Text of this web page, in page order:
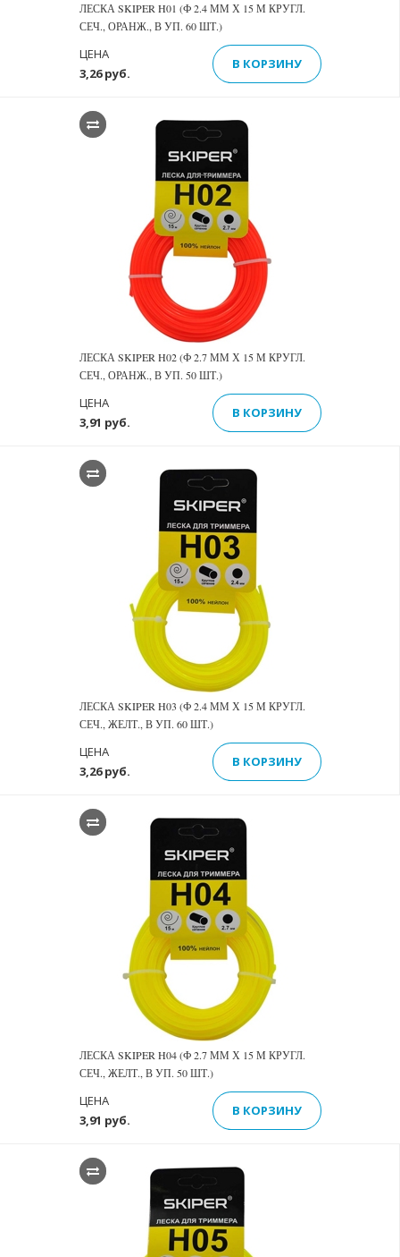
ЛЕСКА SKIPER H01 (Ф 2.4 ММ Х 15 М КРУГЛ.
СЕЧ., ОРАНЖ., В УП. 60 ШТ.)
3,26 руб.
ЦЕНА
В КОРЗИНУ
ЛЕСКА SKIPER H02 (Ф 2.7 ММ Х 15 М КРУГЛ.
СЕЧ., ОРАНЖ., В УП. 50 ШТ.)
3,91 руб.
ЦЕНА
В КОРЗИНУ
ЛЕСКА SKIPER H03 (Ф 2.4 ММ Х 15 М КРУГЛ.
СЕЧ., ЖЕЛТ., В УП. 60 ШТ.)
3,26 руб.
ЦЕНА
В КОРЗИНУ
ЛЕСКА SKIPER H04 (Ф 2.7 ММ Х 15 М КРУГЛ.
СЕЧ., ЖЕЛТ., В УП. 50 ШТ.)
3,91 руб.
ЦЕНА
В КОРЗИНУ